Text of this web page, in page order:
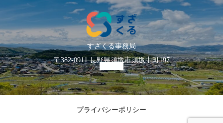
すざくる事務局
〒382-0911 長野県須坂市須坂中町197
プライバシーポリシー